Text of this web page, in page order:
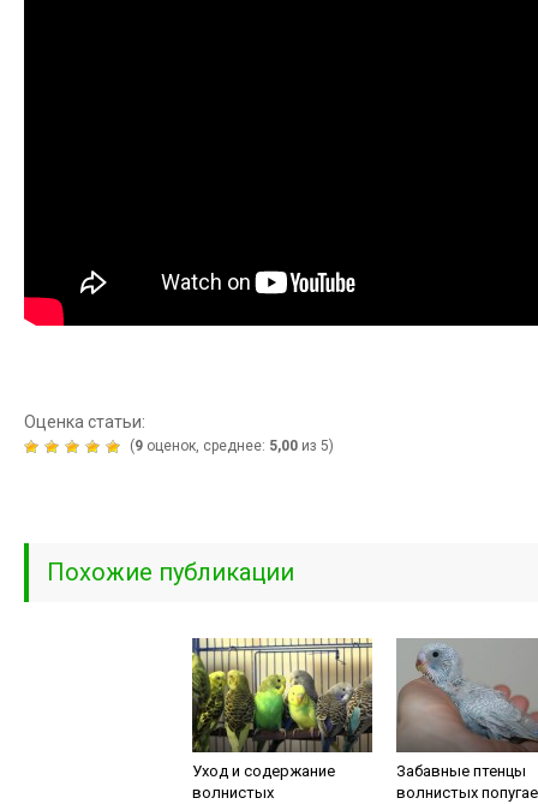
Оценка статьи:
(9оценок, среднее: 5,00из 5)
Похожие публикации
Уход и содержание
волнистых
Забавные птенцы
волнистых